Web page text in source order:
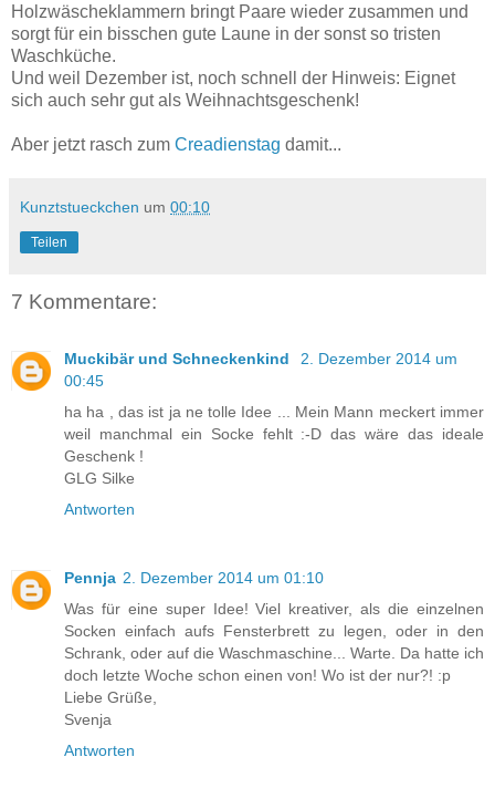
Holzwäscheklammern bringt Paare wieder zusammen und
sorgt für ein bisschen gute Laune in der sonst so tristen
Waschküche.
Und weil Dezember ist, noch schnell der Hinweis: Eignet
sich auch sehr gut als Weihnachtsgeschenk!
Aber jetzt rasch zum Creadienstag damit...
Kunztstueckchen um 00:10
Teilen
7 Kommentare:
Muckibär und Schneckenkind
2. Dezember 2014 um
00:45
ha ha , das ist ja ne tolle Idee ... Mein Mann meckert immer
weil manchmal ein Socke fehlt :-D das wäre das ideale
Geschenk !
GLG Silke
Antworten
Pennja 2. Dezember 2014 um 01:10
Was für eine super Idee! Viel kreativer, als die einzelnen
Socken einfach aufs Fensterbrett zu legen, oder in den
Schrank, oder auf die Waschmaschine... Warte. Da hatte ich
doch letzte Woche schon einen von! Wo ist der nur?! :p
Liebe Grüße,
Svenja
Antworten